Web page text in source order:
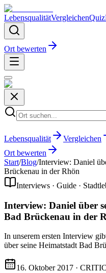
LebensqualitätVergleichenQuiz
Ort bewerten
Lebensqualität Vergleichen
Ort bewerten
Start/Blog/Interview: Daniel
Brückenau in der Rhön
Interviews · Guide ·
Interview: Daniel über
Bad Brückenau in der
In unserem ersten Interview
über seine Heimatstadt Bad
16. Oktober 2017 ·